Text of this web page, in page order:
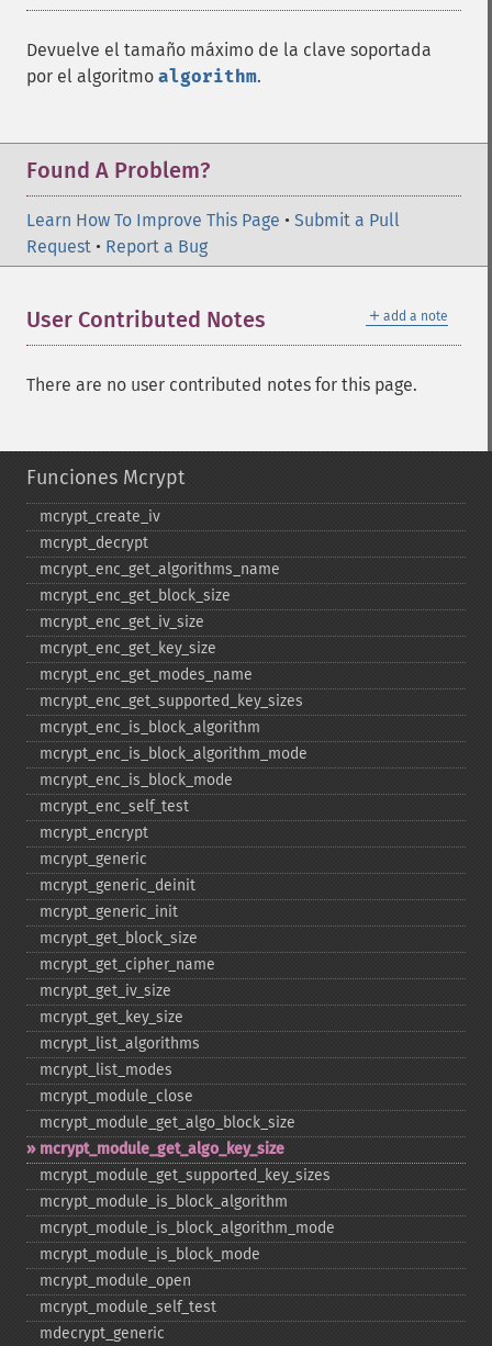
Devuelve el tamaño máximo de la clave soportada
por el algoritmo algorithm.
Found A Problem?
Learn How To Improve This Page • Submit a Pull
Request • Report a Bug
＋ add a note
User Contributed Notes
There are no user contributed notes for this page.
Funciones Mcrypt
mcrypt_​create_​iv
mcrypt_​decrypt
mcrypt_​enc_​get_​algorithms_​name
mcrypt_​enc_​get_​block_​size
mcrypt_​enc_​get_​iv_​size
mcrypt_​enc_​get_​key_​size
mcrypt_​enc_​get_​modes_​name
mcrypt_​enc_​get_​supported_​key_​sizes
mcrypt_​enc_​is_​block_​algorithm
mcrypt_​enc_​is_​block_​algorithm_​mode
mcrypt_​enc_​is_​block_​mode
mcrypt_​enc_​self_​test
mcrypt_​encrypt
mcrypt_​generic
mcrypt_​generic_​deinit
mcrypt_​generic_​init
mcrypt_​get_​block_​size
mcrypt_​get_​cipher_​name
mcrypt_​get_​iv_​size
mcrypt_​get_​key_​size
mcrypt_​list_​algorithms
mcrypt_​list_​modes
mcrypt_​module_​close
mcrypt_​module_​get_​algo_​block_​size
mcrypt_​module_​get_​algo_​key_​size
mcrypt_​module_​get_​supported_​key_​sizes
mcrypt_​module_​is_​block_​algorithm
mcrypt_​module_​is_​block_​algorithm_​mode
mcrypt_​module_​is_​block_​mode
mcrypt_​module_​open
mcrypt_​module_​self_​test
mdecrypt_​generic